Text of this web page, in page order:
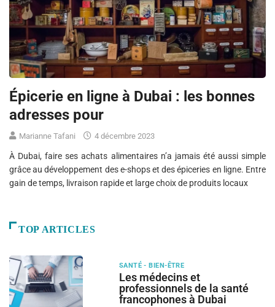
Épicerie en ligne à Dubai : les bonnes
adresses pour
Marianne Tafani 4 décembre 2023
À Dubai, faire ses achats alimentaires n’a jamais été aussi simple
grâce au développement des e-shops et des épiceries en ligne. Entre
gain de temps, livraison rapide et large choix de produits locaux
TOP ARTICLES
SANTÉ - BIEN-ÊTRE
Les médecins et
professionnels de la santé
francophones à Dubai